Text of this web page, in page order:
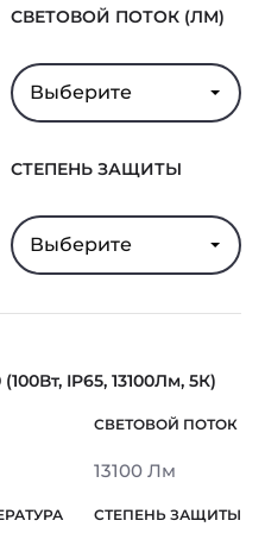
СВЕТОВОЙ ПОТОК (ЛМ)
Выберите
СТЕПЕНЬ ЗАЩИТЫ
Выберите
IP65, 13100Лм, 5К)
13100 Лм